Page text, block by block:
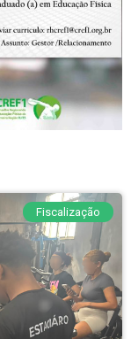
Fiscalização